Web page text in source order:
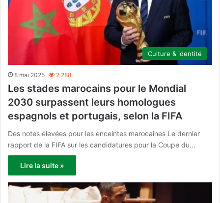
Culture & identité
8 mai 2025 2 288
Les stades marocains pour le Mondial
2030 surpassent leurs homologues
espagnols et portugais, selon la FIFA
Des notes élevées pour les enceintes marocaines Le dernier
rapport de la FIFA sur les candidatures pour la Coupe du…
Lire la suite »